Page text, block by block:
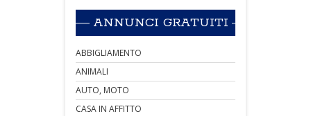
ANNUNCI GRATUITI
ABBIGLIAMENTO
ANIMALI
AUTO, MOTO
CASA IN AFFITTO